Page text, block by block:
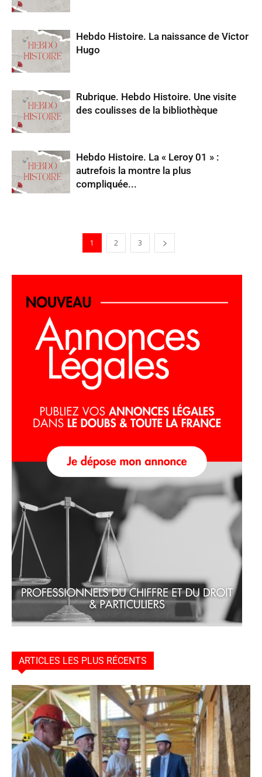
Hebdo Histoire. La naissance de Victor
Hugo
Rubrique. Hebdo Histoire. Une visite
des coulisses de la bibliothèque
Hebdo Histoire. La « Leroy 01 » :
autrefois la montre la plus
compliquée...
1 2 3
ARTICLES LES PLUS RÉCENTS